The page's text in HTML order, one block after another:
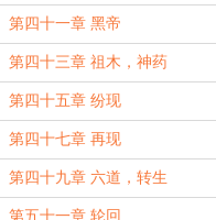
第四十一章 黑帝
第四十三章 祖木，神药
第四十五章 纷现
第四十七章 再现
第四十九章 六道，转生
第五十一章 轮回